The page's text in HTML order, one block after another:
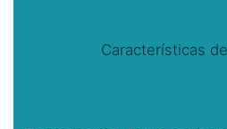
Características